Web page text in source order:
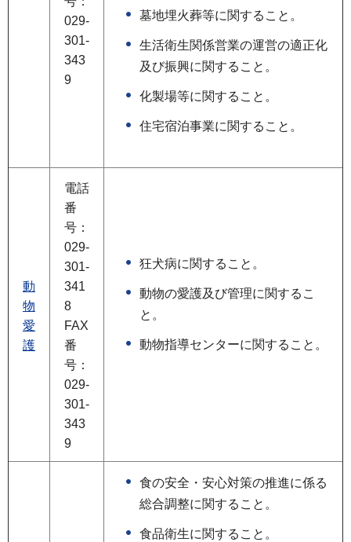
029-
301-
343
9
墓地埋火葬等に関すること。
生活衛生関係営業の運営の適正化
及び振興に関すること。
化製場等に関すること。
住宅宿泊事業に関すること。
動
物
愛
護
電話
番
号：
029-
301-
341
8
FAX
番
号：
029-
301-
343
9
狂犬病に関すること。
動物の愛護及び管理に関するこ
と。
動物指導センターに関すること。
食の安全・安心対策の推進に係る
総合調整に関すること。
食品衛生に関すること。